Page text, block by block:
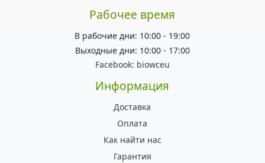
Рабочее время
В рабочие дни: 10:00 - 19:00
Выходные дни: 10:00 - 17:00
Facebook: biowceu
Информация
Доставка
Оплата
Как найти нас
Гарантия